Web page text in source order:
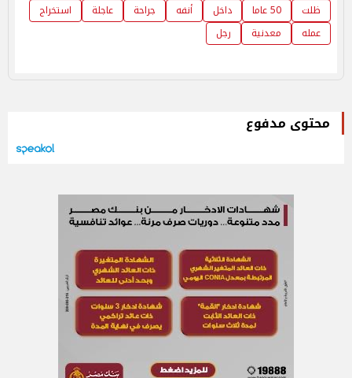
ظلت 50 عاما داخل أنفه جراحة عاجلة
استخراج
عمله
معدنية رجل
محتوى مدفوع